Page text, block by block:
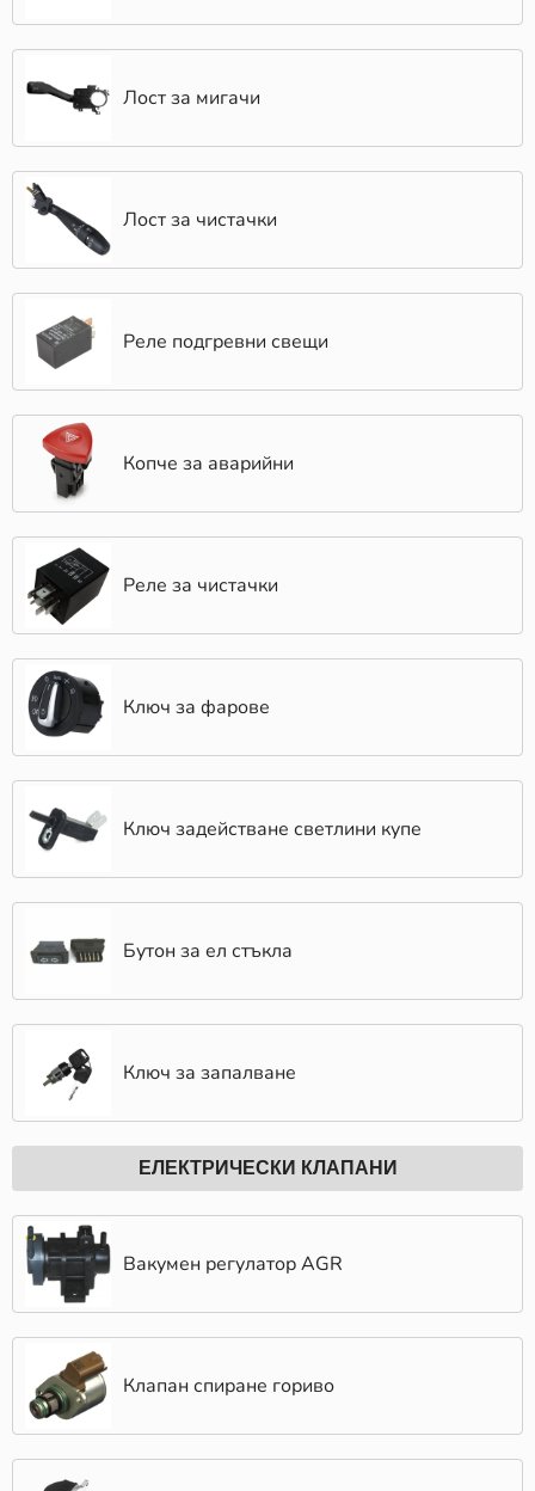
Лост за мигачи
Лост за чистачки
Реле подгревни свещи
Копче за аварийни
Реле за чистачки
Ключ за фарове
Ключ задействане светлини купе
Бутон за ел стъкла
Ключ за запалване
ЕЛЕКТРИЧЕСКИ КЛАПАНИ
Вакумен регулатор AGR
Клапан спиране гориво